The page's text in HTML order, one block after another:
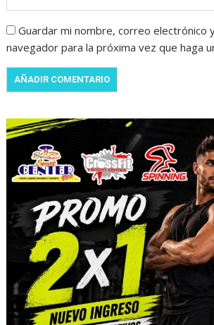
Guardar mi nombre, correo electrónico
navegador para la próxima vez que haga